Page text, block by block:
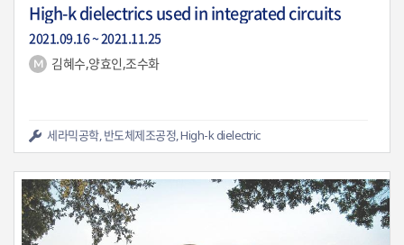
High-k dielectrics used in integrated circuits
2021.09.16 ~ 2021.11.25
김혜수,양효인,조수화
세라믹공학, 반도체제조공정, High-k dielectric